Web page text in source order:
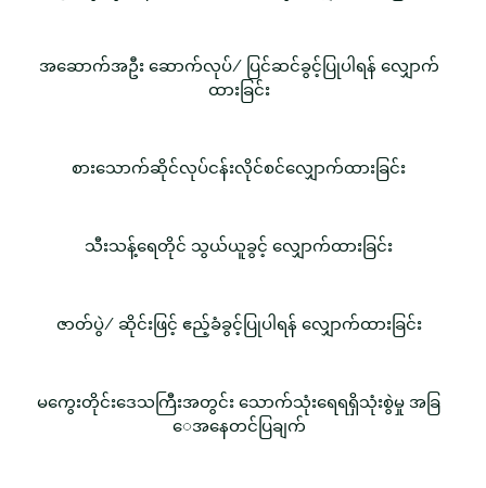
အဆောက်အဦး ဆောက်လုပ်/ ပြင်ဆင်ခွင့်ပြုပါရန် လျှောက်
ထားခြင်း
စားသောက်ဆိုင်လုပ်ငန်းလိုင်စင်လျှောက်ထားခြင်း
သီးသန့်ရေတိုင် သွယ်ယူခွင့် လျှောက်ထားခြင်း
ဇာတ်ပွဲ/ ဆိုင်းဖြင့် ဧည့်ခံခွင့်ပြုပါရန် လျှောက်ထားခြင်း
မကွေးတိုင်းဒေသကြီးအတွင်း သောက်သုံးရေရရှိသုံးစွဲမှု အခြ
ေအနေတင်ပြချက်